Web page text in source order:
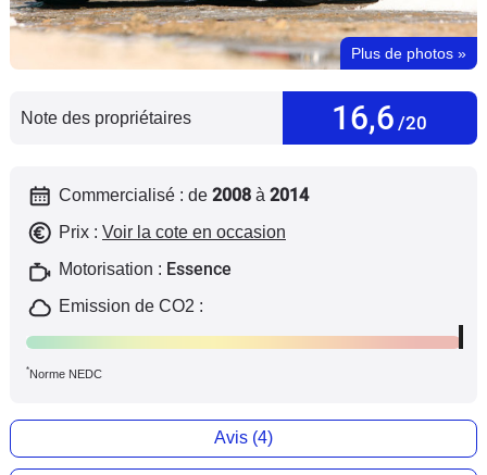
Services
Marques
Plus de photos »
Note des propriétaires 16,6 /20
Commercialisé : de 2008 à 2014
Prix : Voir la cote en occasion
Motorisation : Essence
Emission de CO2 :
*Norme NEDC
Avis (4)